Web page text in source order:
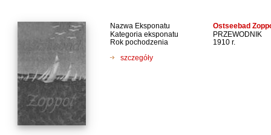
Nazwa Eksponatu Ostseebad
Kategoria eksponatu
PRZEWODNIK
Rok pochodzenia
1910 r.
szczegóły